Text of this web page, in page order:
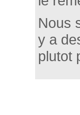
Nous
y a
plutot